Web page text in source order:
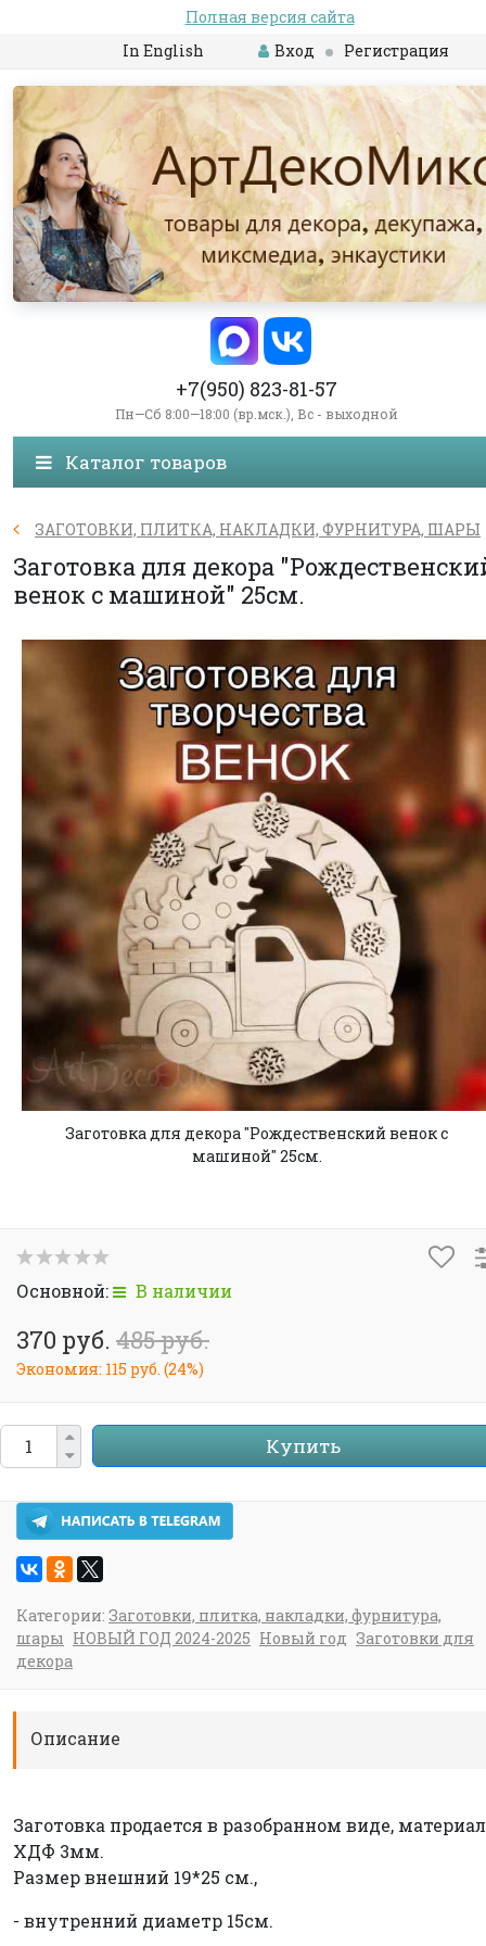
Полная версия сайта
In English
Вход Регистрация
+7(950) 823-81-57
Пн—Сб 8:00—18:00 (вр.мск.), Вс - выходной
Каталог товаров
ЗАГОТОВКИ, ПЛИТКА, НАКЛАДКИ, ФУРНИТУРА, ШАРЫ
Заготовка для декора
венок с машиной" 25см.
Заготовка для декора "Рождественский венок с
машиной" 25см.
Основной: В наличии
370 руб. 485 руб.
Экономия: 115 руб. (24%)
Купить
Категории: Заготовки, плитка, накладки, фурнитура,
шары НОВЫЙ ГОД 2024-2025 Новый год Заготовки для
декора
Описание
Заготовка продается в разобранном виде, материал
ХДФ 3мм.
Размер внешний 19*25 см.,
- внутренний диаметр 15см.